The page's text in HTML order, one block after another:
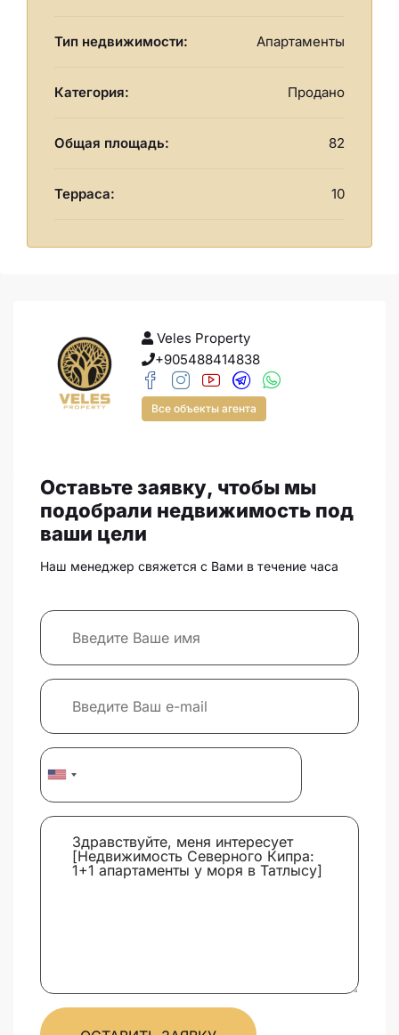
Тип недвижимости: Апартаменты
Категория: Продано
Общая площадь: 82
Терраса: 10
Veles Property
+905488414838
Все объекты агента
Оставьте заявку, чтобы мы
подобрали недвижимость под
ваши цели
Наш менеджер свяжется с Вами в течение часа